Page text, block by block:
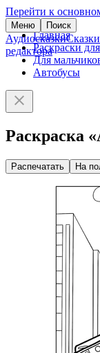
Перейти к
Меню Поиск
АудиосказкиСказки
редактора
Главная
Раскраски
Для
Автобусы
Раскраска
Распечатать На